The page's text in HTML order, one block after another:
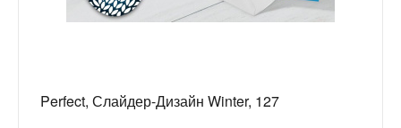
Perfect, Слайдер-Дизайн Winter, 127